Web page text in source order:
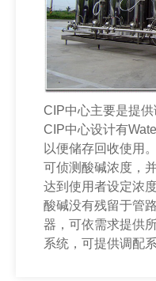
CIP中心主要是提供
CIP中心设计有
以便储存回收使用
可侦测酸碱浓度，
达到使用者设定浓
酸碱没有残留于管
器，可依需求提供
系统，可提供调配